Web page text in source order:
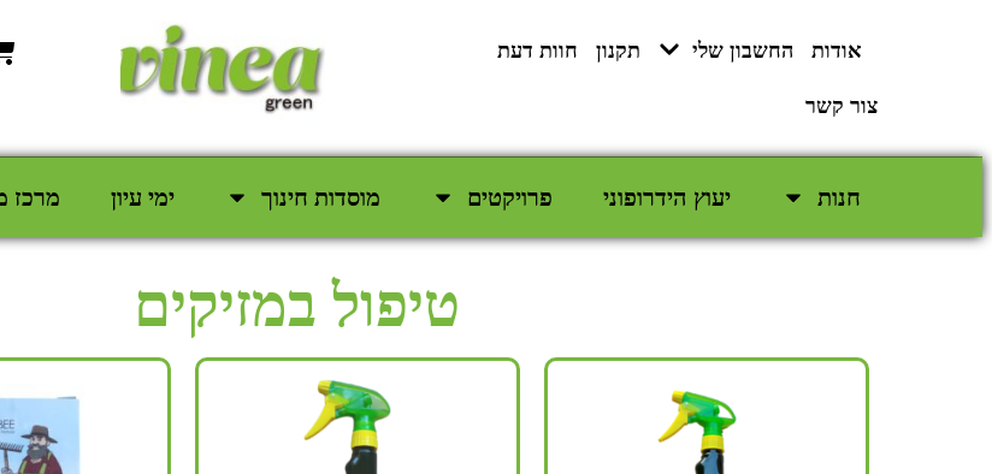
אודות החשבון שלי תקנון
חוות דעת
צור קשר
חנות יעוץ הידרופוני פרויקטים מוסדות חינוך ימי עיון מרכז
טיפול במזיקים